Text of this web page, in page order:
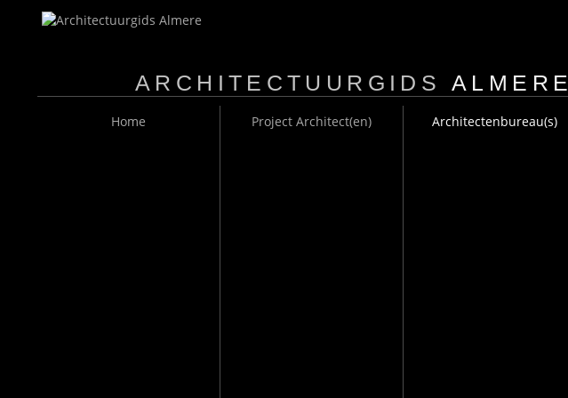
ARCHITECTUURGIDS ALMERE
Home Project Architect(en) Architectenbureau(s)